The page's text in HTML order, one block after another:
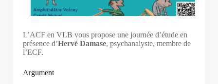
L’ACF en VLB vous propose une journée d’étude en
présence d’Hervé Damase, psychanalyste, membre de
l’ECF.
Argument